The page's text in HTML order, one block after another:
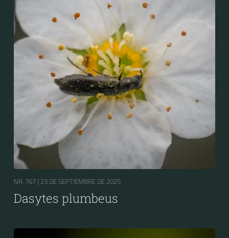
NR. 767 | 23 DE SEPTIEMBRE DE 2025
Dasytes plumbeus